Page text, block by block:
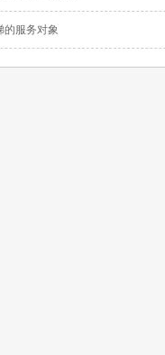
的服务对象